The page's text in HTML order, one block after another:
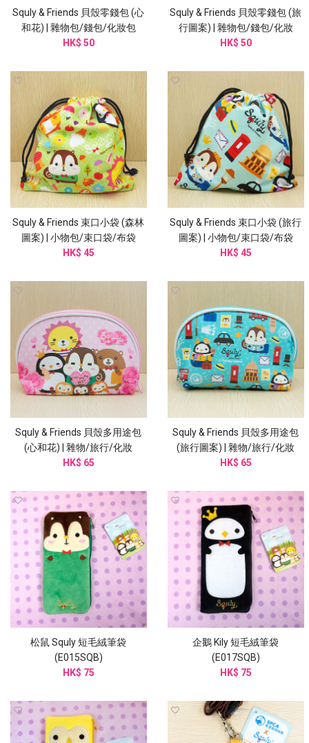
Squly & Friends 貝殼零錢包 (心
和花) | 雜物包/錢包/化妝包
(I003SQB)
HK$ 50
Squly & Friends 貝殼零錢包 (旅
行圖案) | 雜物包/錢包/化妝
(I004SQB)
HK$ 50
Squly & Friends 束口小袋 (森林
圖案) | 小物包/束口袋/布袋
(I002SQB)
HK$ 45
Squly & Friends 束口小袋 (旅行
圖案) | 小物包/束口袋/布袋
(I002SQB)
HK$ 45
Squly & Friends 貝殼多用途包
(心和花) | 雜物/旅行/化妝
(I005SQB)
HK$ 65
Squly & Friends 貝殼多用途包
(旅行圖案) | 雜物/旅行/化妝
(I006SQB)
HK$ 65
松鼠 Squly 短毛絨筆袋
(E015SQB)
HK$ 75
企鵝 Kily 短毛絨筆袋
(E017SQB)
HK$ 75